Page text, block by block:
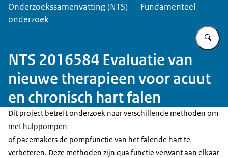
Onderzoekssamenvatting (NTS)
Fundamenteel
onderzoek
NTS 2016584 Evaluatie van
nieuwe therapieen voor acuut
en chronisch hart falen
Dit project betreft onderzoek naar verschillende methoden om
met hulppompen
of pacemakers de pompfunctie van het falende hart te
verbeteren. Deze methoden zijn qua functie verwant aan elkaar